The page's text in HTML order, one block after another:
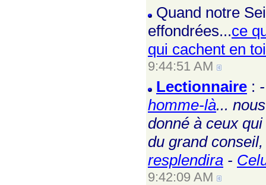
Quand notre
effondrées...ce
qui cachent en
9:44:51 AM
Lectionnaire :
homme-là...
donné à ceux
du grand
resplendira -
9:42:09 AM